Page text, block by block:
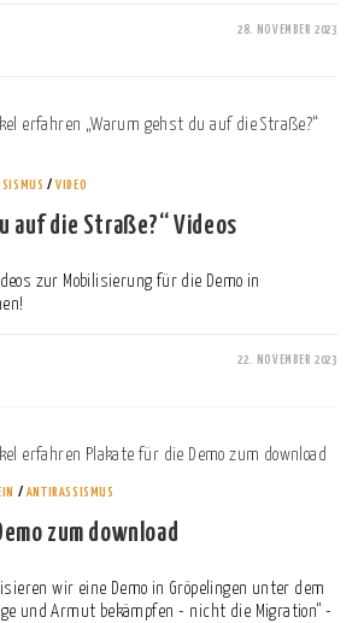
28. NOVEMBER 2023
/VIDEO
auf die Straße?“ Videos
zur Mobilisierung für die Demo in
22. NOVEMBER 2023
/ANTIRASSISMUS
zum download
wir eine Demo in Gröpelingen unter dem
und Armut bekämpfen - nicht die Migration" -